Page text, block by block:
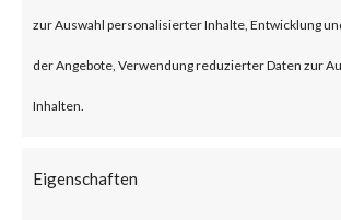
zur Auswahl personalisierter Inhalte, Entwicklung
der Angebote, Verwendung reduzierter Daten zur
Inhalten.
Eigenschaften
vulnerabilities when